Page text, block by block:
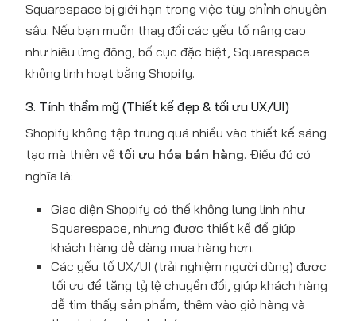
Squarespace bị giới hạn trong việc tùy chỉnh chuyên
sâu. Nếu bạn muốn thay đổi các yếu tố nâng cao
như hiệu ứng động, bố cục đặc biệt, Squarespace
không linh hoạt bằng Shopify.
3. Tính thẩm mỹ (Thiết kế đẹp & tối ưu UX/UI)
Shopify không tập trung quá nhiều vào thiết kế sáng
tạo mà thiên về tối ưu hóa bán hàng. Điều đó có
nghĩa là:
Giao diện Shopify có thể không lung linh như
Squarespace, nhưng được thiết kế để giúp
khách hàng dễ dàng mua hàng hơn.
Các yếu tố UX/UI (trải nghiệm người dùng) được
tối ưu để tăng tỷ lệ chuyển đổi, giúp khách hàng
dễ tìm thấy sản phẩm, thêm vào giỏ hàng và